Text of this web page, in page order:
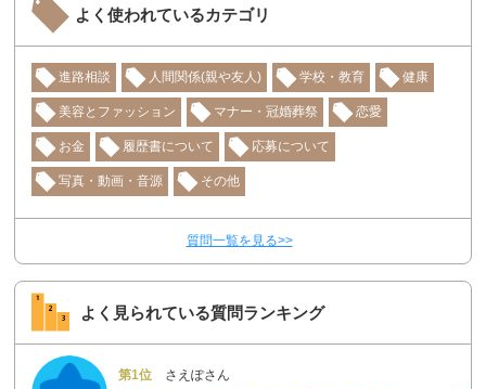
よく使われているカテゴリ
進路相談 人間関係(親や友人) 学校・教育 健康
美容とファッション マナー・冠婚葬祭 恋愛
お金 履歴書について 応募について
写真・動画・音源 その他
質問一覧を見る>>
よく見られている質問ランキング
第1位 さえぽさん